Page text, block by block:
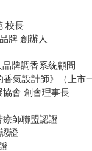
校長
牌 創辦人
牌調香系統顧問
氣設計師》（上市
協會 創會理事長
療師聯盟認證
證